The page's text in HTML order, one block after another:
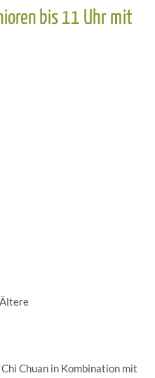
bis 11 Uhr mit
Chuan in Kombination mit